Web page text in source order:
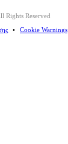
Rights Reserved
⠀•⠀ Cookie Warnings